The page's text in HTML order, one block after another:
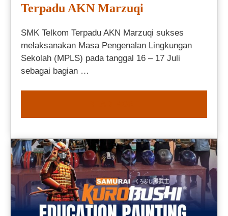
Terpadu AKN Marzuqi
SMK Telkom Terpadu AKN Marzuqi sukses
melaksanakan Masa Pengenalan Lingkungan
Sekolah (MPLS) pada tanggal 16 – 17 Juli
sebagai bagian …